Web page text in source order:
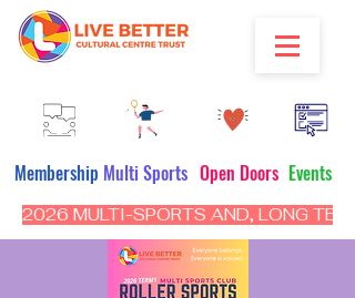
Multi Sports Open Doors Events
Membership
2026 MULTI-SPORTS AND, LONG